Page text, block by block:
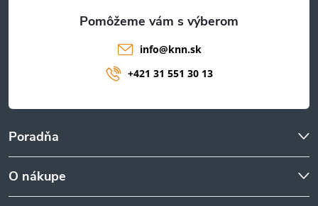
Poradňa
O nákupe
info@knn.sk
+421 31 551 30 13